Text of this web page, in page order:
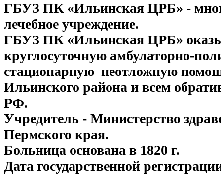
ГБУЗ ПК «Ильинская ЦРБ» -
лечебное учреждение.
ГБУЗ ПК «Ильинская ЦРБ»
круглосуточную амбулаторно-
стационарную неотложную
Ильинского района и всем
РФ.
Учредитель - Министерство
Пермского края.
Больница основана в 1820 г.
Дата государственной